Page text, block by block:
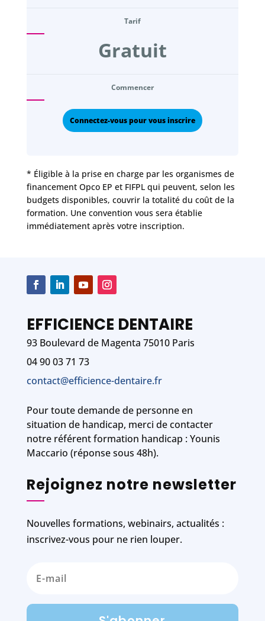
Tarif
Gratuit
Commencer
Connectez-vous pour vous inscrire
* Éligible à la prise en charge par les organismes de
financement Opco EP et FIFPL qui peuvent, selon les
budgets disponibles, couvrir la totalité du coût de la
formation. Une convention vous sera établie
immédiatement après votre inscription.
EFFICIENCE DENTAIRE
93 Boulevard de Magenta 75010 Paris
04 90 03 71 73
contact@efficience-dentaire.fr
Pour toute demande de personne en
situation de handicap, merci de contacter
notre référent formation handicap : Younis
Maccario (réponse sous 48h).
Rejoignez notre newsletter
Nouvelles formations, webinairs, actualités :
inscrivez-vous pour ne rien louper.